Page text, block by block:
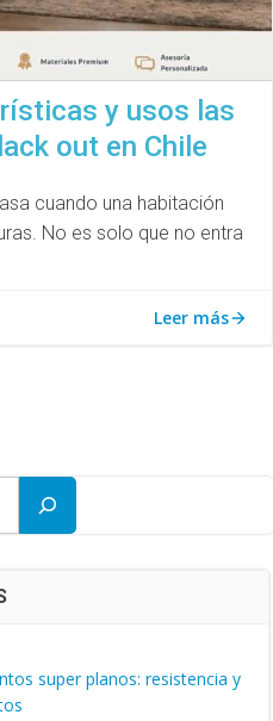
y usos las
out en Chile
cuando una habitación
No es solo que no entra
Leer más
super planos: resistencia y